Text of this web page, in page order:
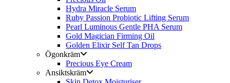
Hydra Miracle Serum
Ruby Passion Probiotic Lifting Serum
Pearl Luminous Gentle PHA Serum
Gold Magician Firming Oil
Golden Elixir Self Tan Drops
Ögonkräm
Precious Eye Cream
Ansiktskräm